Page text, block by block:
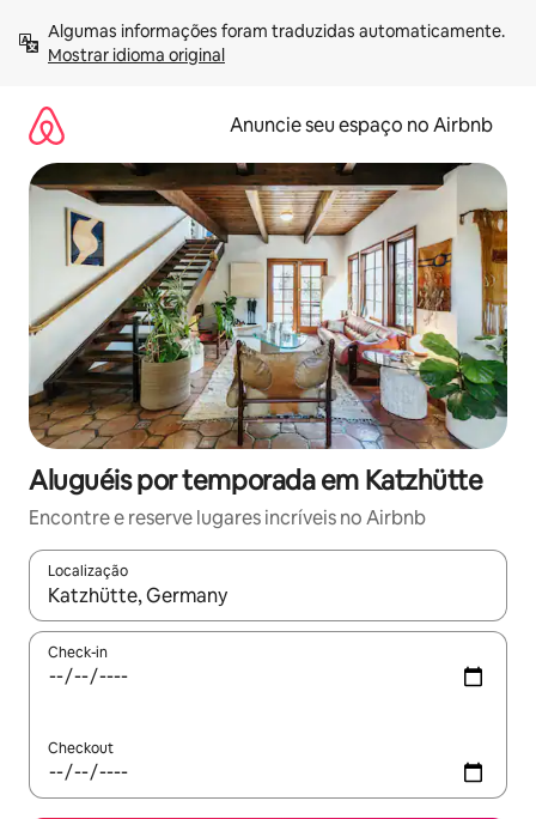
para
Mostrar idioma original
Anuncie seu espaço no Airbnb
Aluguéis por temporada em Katzhütte
Encontre e reserve lugares incríveis no Airbnb
Localização
Quando os resultados estiverem disponíveis, explore-os
Check-in
Checkout